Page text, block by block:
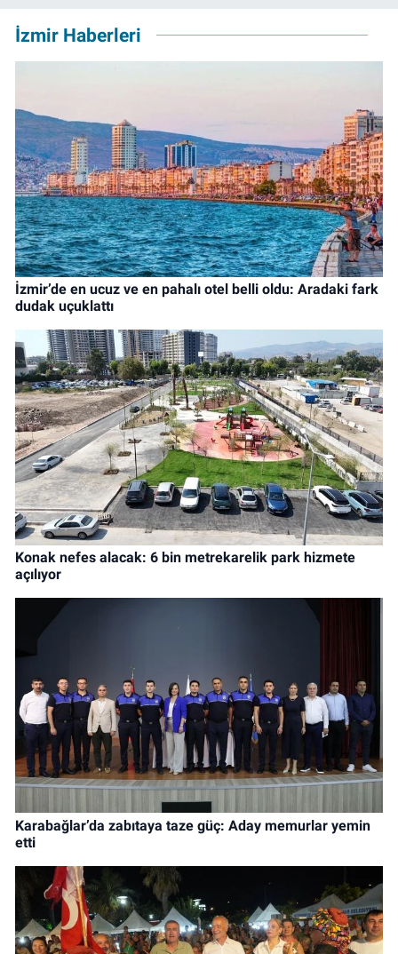
İzmir Haberleri
İzmir’de en ucuz ve en pahalı otel belli oldu: Aradaki fark
dudak uçuklattı
Konak nefes alacak: 6 bin metrekarelik park hizmete
açılıyor
Karabağlar’da zabıtaya taze güç: Aday memurlar yemin
etti